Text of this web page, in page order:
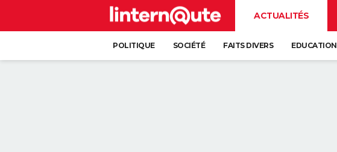
ACTUALITÉS
POLITIQUE SOCIÉTÉ FAITS DIVERS EDUCATION